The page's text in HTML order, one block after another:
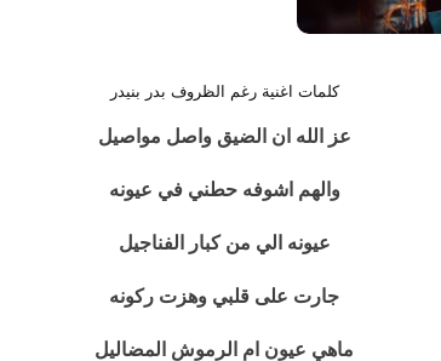
كلمات اغنية رغم الظروف بدر بنيدر
عز الله ان الضيق واصل مواصيل
والهم اشوفه حطني في عيونه
عيونه الي من كبار الفناجيل
جارت على قلبي وهزت ركونه
ماهي عيون ام الرموش المضاليل